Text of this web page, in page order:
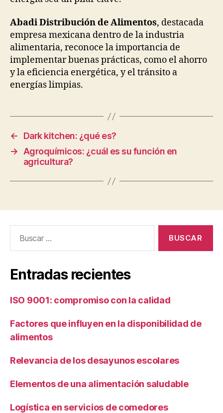
Abadi Distribución de Alimentos, destacada
empresa mexicana dentro de la industria
alimentaria, reconoce la importancia de
implementar buenas prácticas, como el ahorro
y la eficiencia energética, y el tránsito a
energías limpias.
←
Dark kitchen: ¿qué es?
→
Agroquímicos: ¿cuál es su función en
agricultura?
Entradas recientes
ISO 9001: compromiso con la calidad
Factores que influyen en la disponibilidad de
alimentos
Relevancia de los desayunos escolares
Elementos de una alimentación saludable
Logística en servicios de comedores